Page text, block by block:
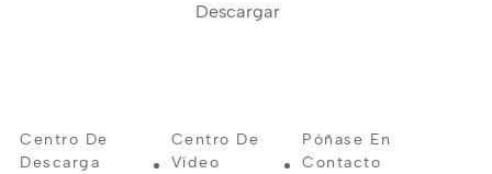
Descargar
Centro De
Descarga
Centro De
Vídeo
Póñase En
Contacto